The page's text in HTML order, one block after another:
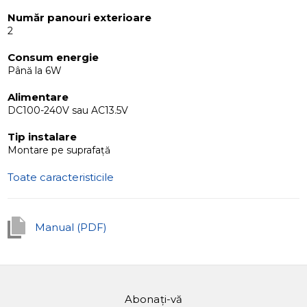
foarte funcțională și economică care îndeplinește toate
cerințele unui sistem de interfon standard. Designul său
pentru orice tip de interior.
Număr panouri exterioare
2
Consum energie
Până la 6W
Alimentare
DC100-240V sau AC13.5V
Tip instalare
Montare pe suprafață
Toate caracteristicile
Manual (PDF)
Abonați-vă